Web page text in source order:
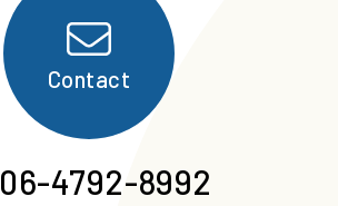
Contact
06-4792-8992